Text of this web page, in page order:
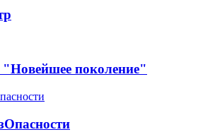
поколение"